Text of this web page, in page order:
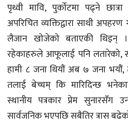
पृथ्वी मावि, पुर्कोटमा पढ्ने
अपरिचित व्यक्तिद्वारा साथी
लैजान खोजेको बताएकी थिइन्
रहेकाहरुले आफूलाई पनि लतारेको,
हामी ८ जना थियौं अब ७ जना
तलाई बेच्चम् कि मारिदिन्छ
स्थानीय पत्रकार प्रेम सुनारसँग
सार्वजनिक भएपछि सबैतिर त्रास